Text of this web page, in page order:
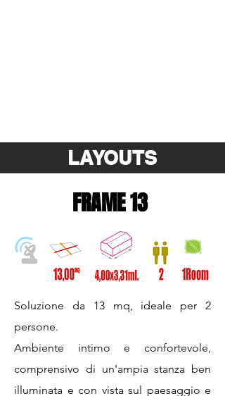
LAYOUTS
FRAME 13
Soluzione da 13 mq, ideale per 2
persone.
Ambiente intimo e confortevole,
comprensivo di un'ampia stanza ben
illuminata e con vista sul paesaggio e